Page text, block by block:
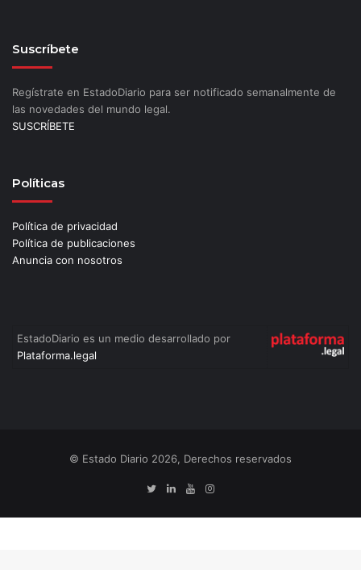
Suscríbete
Regístrate en EstadoDiario para ser notificado semanalmente de
las novedades del mundo legal.
SUSCRÍBETE
Políticas
Política de privacidad
Política de publicaciones
Anuncia con nosotros
EstadoDiario es un medio desarrollado por
Plataforma.legal
© Estado Diario 2026, Derechos reservados